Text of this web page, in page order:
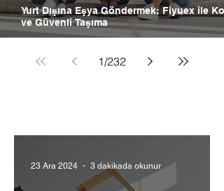
Yurt Dışına Eşya Göndermek: Fiyuex ile
ve Güvenli Taşıma
1/232
23 Ara 2024 3 dakikada okunur